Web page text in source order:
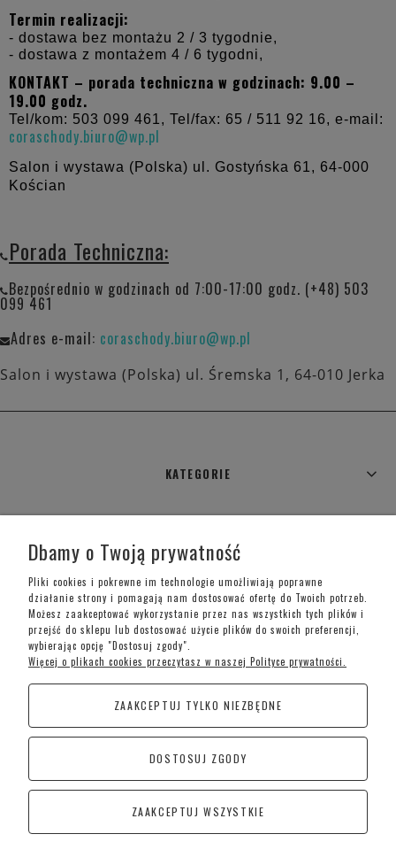
Termin realizacji:
- dostawa bez montażu 2 / 3 tygodnie,
- dostawa z montażem 4 / 6 tygodni,
KONTAKT – porada techniczna w godzinach: 9.00 –
19.00 godz.
Tel/kom: 503 099 461, Tel/fax: 65 / 511 92 16, e-mail:
coraschody.biuro@wp.pl
Salon i wystawa (Polska) ul. Gostyńska 61, 64-000
Kościan
Porada Techniczna:
Bezpośrednio w godzinach od 7:00-17:00 godz. (+48) 503
099 461
Adres e-mail: coraschody.biuro@wp.pl
Salon i wystawa (Polska) ul. Śremska 1, 64-010 Jerka
KATEGORIE
MOJE KONTO
INFORMACJE O SKLEPIE
Telefon kontaktowy –+48 697 733 970
Poniedziałek-Piątek: 09:00 - 19:00,
Sobota: 09:00-15:00
CoraSchody – Schody | Poręcze i Balustrady
Kościan
Śremska 1, 64-010 Jerka
Dbamy o Twoją prywatność
Pliki cookies i pokrewne im technologie umożliwiają poprawne
działanie strony i pomagają nam dostosować ofertę do Twoich potrzeb.
Możesz zaakceptować wykorzystanie przez nas wszystkich tych plików i
przejść do sklepu lub dostosować użycie plików do swoich preferencji,
wybierając opcję "Dostosuj zgody".
Więcej o plikach cookies przeczytasz w naszej Polityce prywatności.
ZAAKCEPTUJ TYLKO NIEZBĘDNE
DOSTOSUJ ZGODY
ZAAKCEPTUJ WSZYSTKIE